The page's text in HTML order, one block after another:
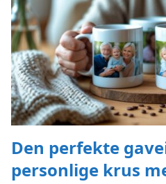
Den perfekte
personlige krus